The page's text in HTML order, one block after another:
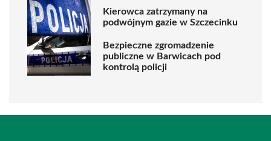
Kierowca zatrzymany na
podwójnym gazie w Szczecinku
Bezpieczne zgromadzenie
publiczne w Barwicach pod
kontrolą policji